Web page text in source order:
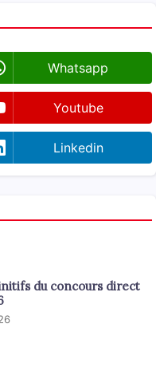
Whatsapp
Youtube
Linkedin
du concours direct